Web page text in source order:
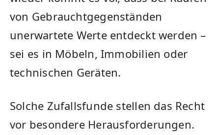
von Gebrauchtgegenständen
unerwartete Werte entdeckt werden –
sei es in Möbeln, Immobilien oder
technischen Geräten.
Solche Zufallsfunde stellen das Recht
vor besondere Herausforderungen.